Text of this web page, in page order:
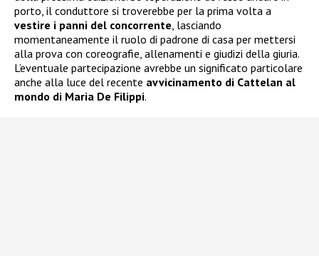
porto, il conduttore si troverebbe per la prima volta a
vestire i panni del concorrente , lasciando
momentaneamente il ruolo di padrone di casa per mettersi
alla prova con coreografie, allenamenti e giudizi della giuria.
L’eventuale partecipazione avrebbe un significato particolare
anche alla luce del recente avvicinamento di Cattelan al
mondo di Maria De Filippi.